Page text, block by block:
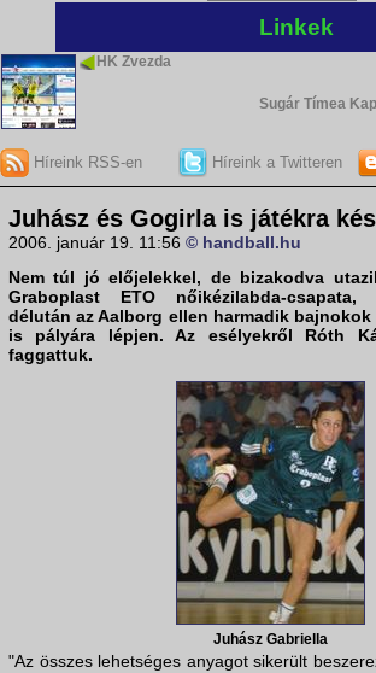
Linkek
HK Zvezda
Sugár Tímea
Híreink RSS-en Híreink a Twitteren
Juhász és Gogirla is játékra
2006. január 19. 11:56 © handball.hu
Nem túl jó előjelekkel, de bizakodva
Graboplast ETO nőikézilabda-
délután az Aalborg ellen harmadik bajnokok
is pályára lépjen. Az esélyekről Róth
faggattuk.
Juhász Gabriella
"Az összes lehetséges anyagot sikerült